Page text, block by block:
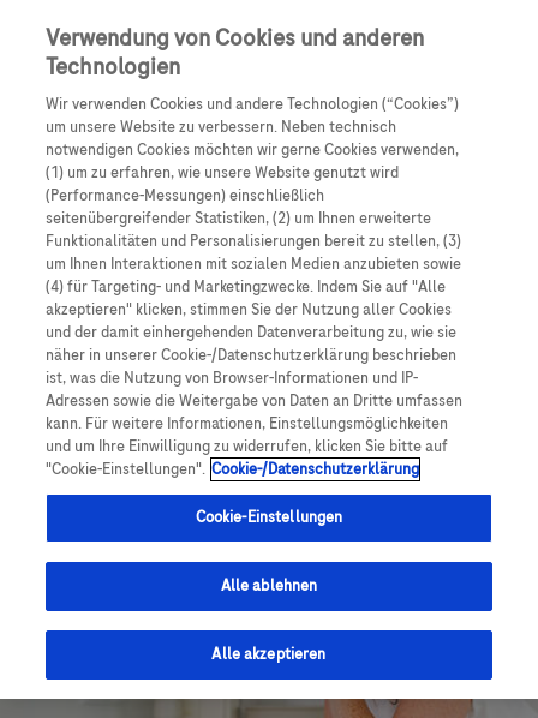
Skip navigation
Pfadnavigation
Accu-ChekSmartGuide Predict App
Accu-ChekSmartGuide Predict App
Verwenden der
Glukosemuster
In diesem Artikel erfahren Sie, wie Sie die
Glukosemuster in derAccu-ChekSmartGuide
Predict App aufrufen und interpretieren.
Verwendung von Cookies und anderen
Technologien
Wir verwenden Cookies und andere Technologien (“Cookies”)
um unsere Website zu verbessern. Neben technisch
notwendigen Cookies möchten wir gerne Cookies verwenden,
(1) um zu erfahren, wie unsere Website genutzt wird
(Performance-Messungen) einschließlich
seitenübergreifender Statistiken, (2) um Ihnen erweiterte
Funktionalitäten und Personalisierungen bereit zu stellen, (3)
um Ihnen Interaktionen mit sozialen Medien anzubieten sowie
(4) für Targeting- und Marketingzwecke. Indem Sie auf "Alle
akzeptieren" klicken, stimmen Sie der Nutzung aller Cookies
und der damit einhergehenden Datenverarbeitung zu, wie sie
näher in unserer Cookie-/Datenschutzerklärung beschrieben
ist, was die Nutzung von Browser-Informationen und IP-
Adressen sowie die Weitergabe von Daten an Dritte umfassen
kann. Für weitere Informationen, Einstellungsmöglichkeiten
und um Ihre Einwilligung zu widerrufen, klicken Sie bitte auf
"Cookie-Einstellungen". Cookie-/Datenschutzerklärung
Cookie-Einstellungen
Alle ablehnen
Alle akzeptieren